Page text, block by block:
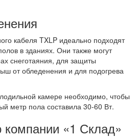
кабеля TXLP идеально подходят
в зданиях. Они также могут
снеготаяния, для защиты
от обледенения и для подогрева
камере необходимо, чтобы
метр пола составила 30-60 Вт.
«1 Склад»